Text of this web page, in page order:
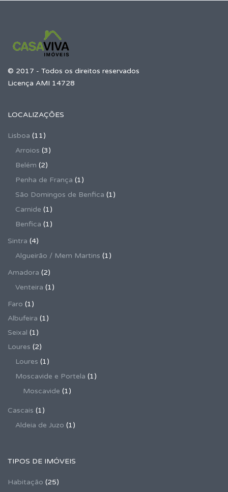
© 2017 - Todos os direitos reservados
Licença AMI 14728
LOCALIZAÇÕES
Lisboa (11)
Arroios (3)
Belém (2)
Penha de França (1)
São Domingos de Benfica (1)
Carnide (1)
Benfica (1)
Sintra (4)
Algueirão / Mem Martins (1)
Amadora (2)
Venteira (1)
Faro (1)
Albufeira (1)
Seixal (1)
Loures (2)
Loures (1)
Moscavide e Portela (1)
Moscavide (1)
Cascais (1)
Aldeia de Juzo (1)
TIPOS DE IMÓVEIS
Habitação (25)